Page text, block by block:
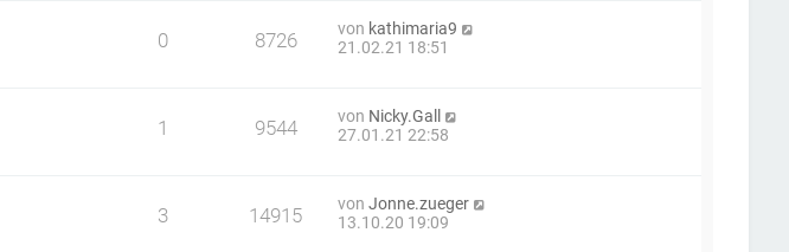
0 8726 von kathimaria9
21.02.21 18:51
1 9544 von Nicky.Gall
27.01.21 22:58
3 14915 vonJonne.zueger
13.10.20 19:09